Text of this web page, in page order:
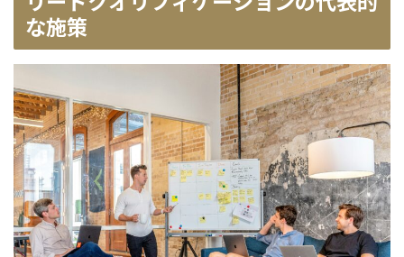
な施策